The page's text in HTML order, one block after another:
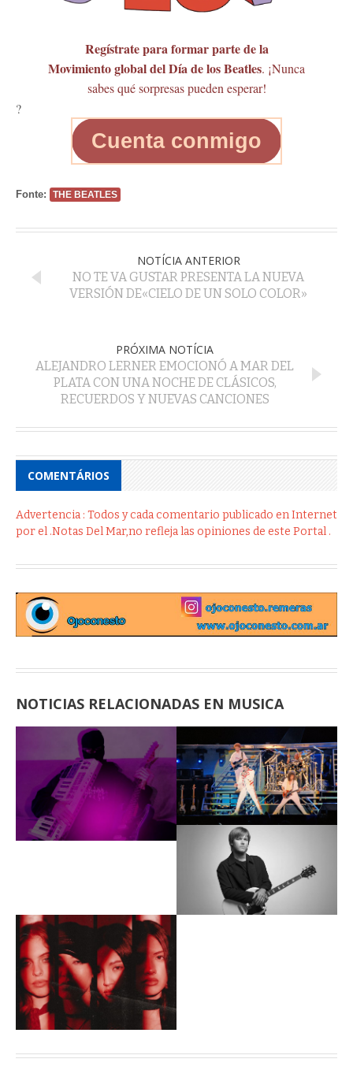
Regístrate para formar parte de la
Movimiento global del Día de los Beatles. ¡Nunca
sabes qué sorpresas pueden esperar!
?
Cuenta conmigo
Fonte: THE BEATLES
NOTÍCIA ANTERIOR
NO TE VA GUSTAR PRESENTA LA NUEVA
VERSIÓN DE«CIELO DE UN SOLO COLOR»
PRÓXIMA NOTÍCIA
ALEJANDRO LERNER EMOCIONÓ A MAR DEL
PLATA CON UNA NOCHE DE CLÁSICOS,
RECUERDOS Y NUEVAS CANCIONES
COMENTÁRIOS
Advertencia : Todos y cada comentario publicado en Internet
por el .Notas Del Mar,no refleja las opiniones de este Portal .
NOTICIAS RELACIONADAS EN MUSICA